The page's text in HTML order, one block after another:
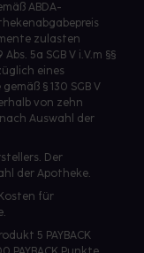
ABDA-
zulasten
5a SGB V i.V.m §§
eines
§ 130 SGB V
von zehn
Auswahl der
Der
der Apotheke.
für
5 PAYBACK